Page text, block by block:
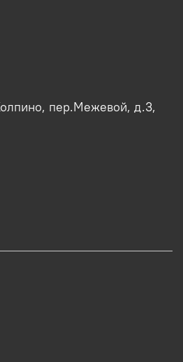
пер.Межевой, д.3,